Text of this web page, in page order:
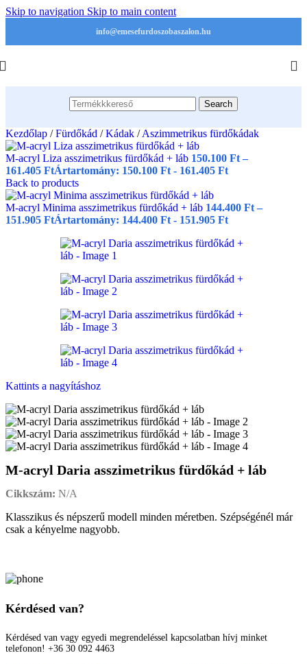
Skip to navigation Skip to main content
info@emesefurdoszobaszalon.hu
Search
Kezdőlap / Fürdőkád / Kádak / Aszimmetrikus fürdőkádak
M-acryl Liza asszimetrikus fürdőkád + láb 150.100 Ft –
161.405 FtÁrtartomány: 150.100 Ft - 161.405 Ft
Back to products
M-acryl Minima asszimetrikus fürdőkád + láb 144.400 Ft –
151.905 FtÁrtartomány: 144.400 Ft - 151.905 Ft
Kattints a nagyításhoz
M-acryl Daria asszimetrikus fürdőkád + láb
Cikkszám: N/A
Klasszikus és népszerű modell minden méretben. Szépségénél már
csak a kényelme nagyobb.
Kérdésed van?
Kérdésed van vagy egyedi megrendeléssel kapcsolatban hívj minket
telefonon! +36 30 092 4463